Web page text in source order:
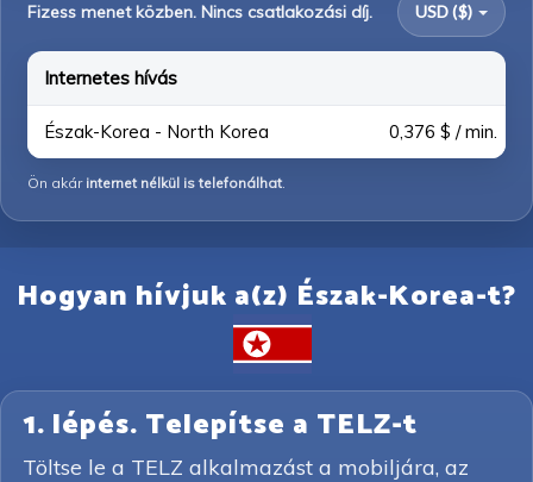
Fizess menet közben. Nincs csatlakozási díj. USD ($)
Internetes hívás
Észak-Korea - North Korea 0,376 $ / min.
Ön akár internet nélkül is telefonálhat.
Hogyan hívjuk a(z) Észak-Korea-t?
1. lépés. Telepítse a TELZ-t
Töltse le a TELZ alkalmazást a mobiljára, az